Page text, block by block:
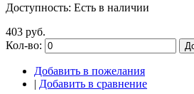
Доступность: Есть в наличии
403 руб.
Кол-во:
Добавить в пожелания
| Добавить в сравнение